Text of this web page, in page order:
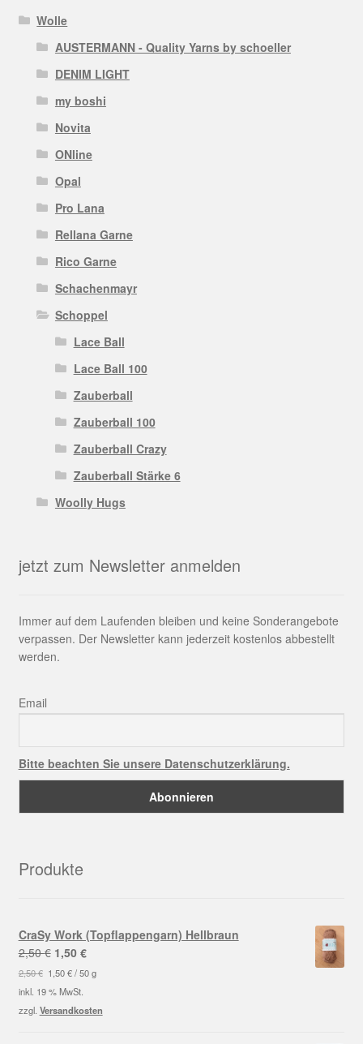
Wolle
AUSTERMANN - Quality Yarns by schoeller
DENIM LIGHT
my boshi
Novita
ONline
Opal
Pro Lana
Rellana Garne
Rico Garne
Schachenmayr
Schoppel
Lace Ball
Lace Ball 100
Zauberball
Zauberball 100
Zauberball Crazy
Zauberball Stärke 6
Woolly Hugs
jetzt zum Newsletter anmelden
Immer auf dem Laufenden bleiben und keine Sonderangebote
verpassen. Der Newsletter kann jederzeit kostenlos abbestellt
werden.
Email
Bitte beachten Sie unsere Datenschutzerklärung.
Produkte
CraSy Work (Topflappengarn) Hellbraun
2,50€ Ursprünglicher
Preis
war:
2,50 €
1,50 €Aktueller
Preis
1,50 €.
2,50€ 1,50€/50 g
inkl. 19 % MwSt.
zzgl. Versandkosten